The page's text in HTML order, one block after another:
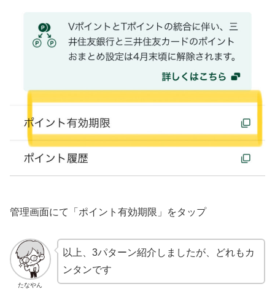
管理画面にて「ポイント有効期限」をタップ
たなやん
以上、3パターン紹介しましたが、どれもカ
ンタンです